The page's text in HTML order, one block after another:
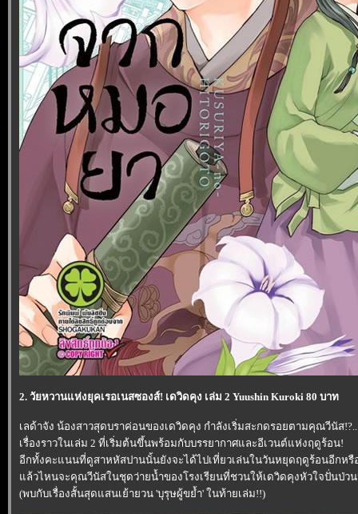
2. วัยหวานแห่งยุคเรอเนสซองส์! เดวิดคุง เล่ม 2 Yuushin Kuroki 80 บาท
เลด้าจัง น้องสาวสุดบราค่อนของเดวิดคุง กำลังเริ่มสะกดรอยตามคุณวีนัส
เรื่องราวในเล่ม 2 ที่เริ่มต้นขึ้นพร้อมกับบรรยากาศและอีเวนต์แห่งฤดูร้อน!
อีกทั้งคะแนนที่ดูสาหหัสปานนั้นยังจะได้ไปเที่ยวเล่นในวันหยุดฤดูร้อนอีกหรื
ล้วไหนจะคุณวีนัสในชุดว่ายน้ำของโรงเรียนที่ชวนให้เดวิดคุงหัวใจปั่นป่ว
(พบกับเรื่องสั้นสุดแสนเย้ายวน 'บุรุษผู้ขย้ำ' ในท้ายเล่ม!!)